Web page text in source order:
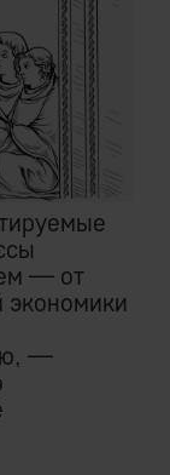
— от
экономики
—